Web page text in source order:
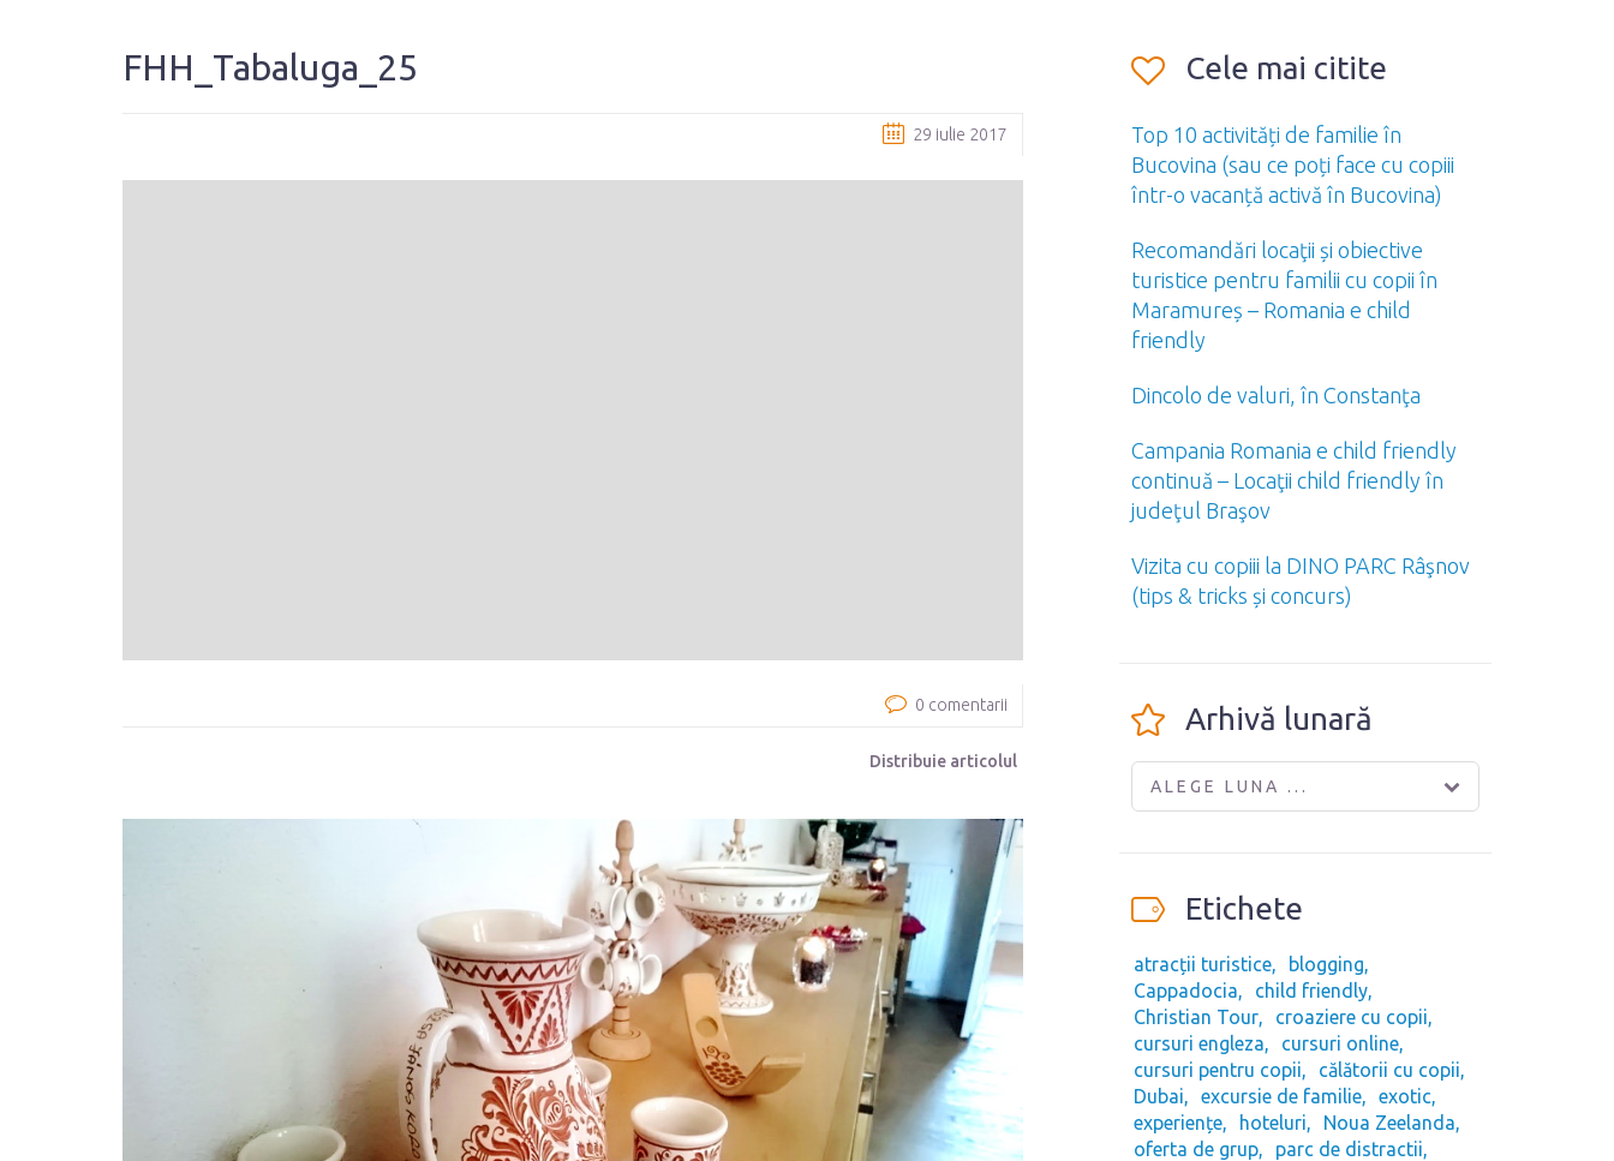
FHH_Tabaluga_25
29 iulie 2017
0 comentarii
Distribuie articolul
Cele mai citite
Top 10 activități de familie în
Bucovina (sau ce poți face cu copiii
într-o vacanță activă în Bucovina)
Recomandări locaţii și obiective
turistice pentru familii cu copii în
Maramureș – Romania e child
friendly
Dincolo de valuri, în Constanţa
Campania Romania e child friendly
continuă – Locaţii child friendly în
judeţul Braşov
Vizita cu copiii la DINO PARC Râşnov
(tips & tricks și concurs)
Arhivă lunară
ALEGE LUNA ...
Etichete
atracții turistice
blogging
Cappadocia
child friendly
Christian Tour
croaziere cu copii
cursuri engleza
cursuri online
cursuri pentru copii
călătorii cu copii
Dubai
excursie de familie
exotic
experiențe
hoteluri
Noua Zeelanda
oferta de grup
parc de distractii